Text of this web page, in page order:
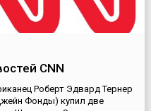
CNN
Роберт Эдвард Тернер
Фонды) купил две